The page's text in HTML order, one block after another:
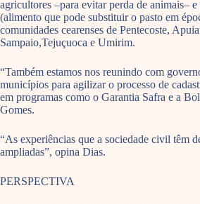
agricultores –para evitar perda de animais–
(alimento que pode substituir o pasto em
comunidades cearenses de Pentecoste,
Sampaio,Tejuçuoca e Umirim.
“Também estamos nos reunindo com
municípios para agilizar o processo de
em programas como o Garantia Safra e a
Gomes.
“As experiências que a sociedade civil têm
ampliadas”, opina Dias.
PERSPECTIVA